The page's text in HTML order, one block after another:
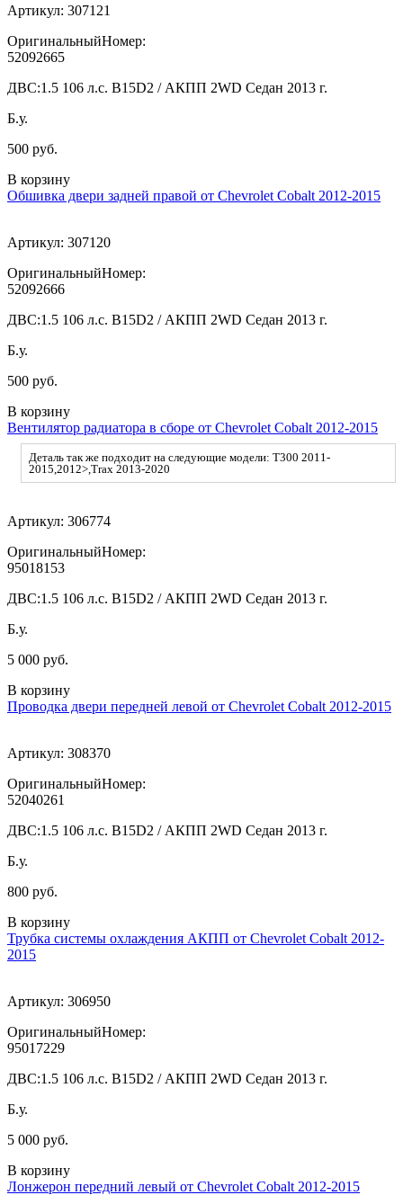
Артикул: 307121
ОригинальныйНомер:
52092665
ДВС:1.5 106 л.с. B15D2 / АКПП 2WD Седан 2013 г.
Б.у.
500 руб.
В корзину
Обшивка двери задней правой от Chevrolet Cobalt 2012-2015
Артикул: 307120
ОригинальныйНомер:
52092666
ДВС:1.5 106 л.с. B15D2 / АКПП 2WD Седан 2013 г.
Б.у.
500 руб.
В корзину
Вентилятор радиатора в сборе от Chevrolet Cobalt 2012-2015
Деталь так же подходит на следующие модели: T300 2011-
2015,2012>,Trax 2013-2020
Артикул: 306774
ОригинальныйНомер:
95018153
ДВС:1.5 106 л.с. B15D2 / АКПП 2WD Седан 2013 г.
Б.у.
5 000 руб.
В корзину
Проводка двери передней левой от Chevrolet Cobalt 2012-2015
Артикул: 308370
ОригинальныйНомер:
52040261
ДВС:1.5 106 л.с. B15D2 / АКПП 2WD Седан 2013 г.
Б.у.
800 руб.
В корзину
Трубка системы охлаждения АКПП от Chevrolet Cobalt 2012-
2015
Артикул: 306950
ОригинальныйНомер:
95017229
ДВС:1.5 106 л.с. B15D2 / АКПП 2WD Седан 2013 г.
Б.у.
5 000 руб.
В корзину
Лонжерон передний левый от Chevrolet Cobalt 2012-2015